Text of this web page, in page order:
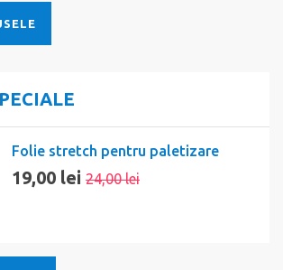
Folie stretch pentru paletizare
19,00 lei 24,00 lei